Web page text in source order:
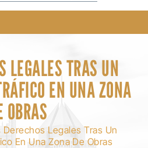
LEGALES TRAS UN
EN UNA ZONA
OBRAS
Derechos Legales Tras Un
En Una Zona De Obras